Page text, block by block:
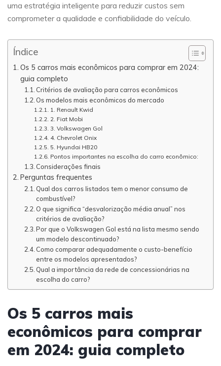
uma estratégia inteligente para reduzir custos sem
comprometer a qualidade e confiabilidade do veículo.
Índice
Os 5 carros mais econômicos para comprar em 2024:
guia completo
Critérios de avaliação para carros econômicos
Os modelos mais econômicos do mercado
1. Renault Kwid
2. Fiat Mobi
3. Volkswagen Gol
4. Chevrolet Onix
5. Hyundai HB20
Pontos importantes na escolha do carro econômico:
Considerações finais
Perguntas frequentes
Qual dos carros listados tem o menor consumo de
combustível?
O que significa “desvalorização média anual” nos
critérios de avaliação?
Por que o Volkswagen Gol está na lista mesmo sendo
um modelo descontinuado?
Como comparar adequadamente o custo-benefício
entre os modelos apresentados?
Qual a importância da rede de concessionárias na
escolha do carro?
Os 5 carros mais
econômicos para comprar
em 2024: guia completo